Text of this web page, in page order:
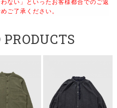
ご了承ください。